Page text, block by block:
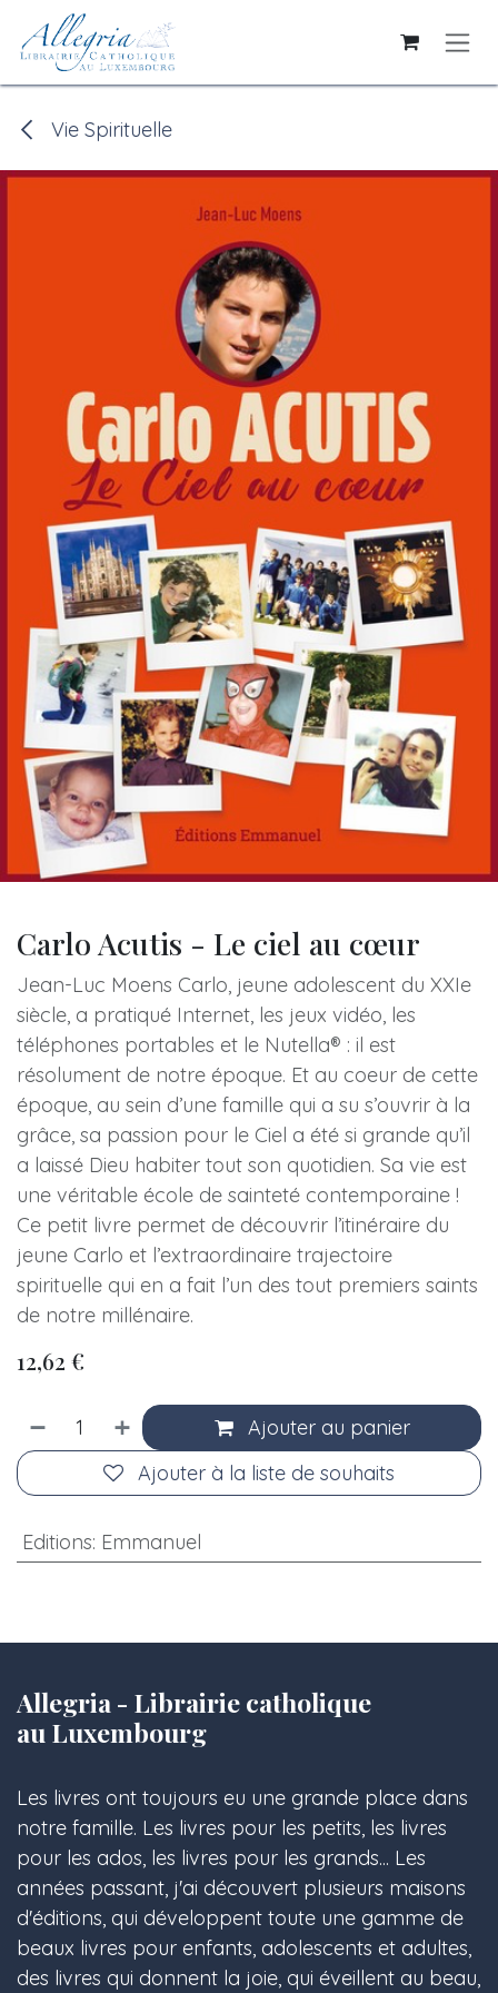
Se rendre au contenu
Vie Spirituelle
Carlo Acutis - Le ciel au cœur
Jean-Luc Moens Carlo, jeune adolescent du XXIe
siècle, a pratiqué Internet, les jeux vidéo, les
téléphones portables et le Nutella® : il est
résolument de notre époque. Et au coeur de cette
époque, au sein d’une famille qui a su s’ouvrir à la
grâce, sa passion pour le Ciel a été si grande qu’il
a laissé Dieu habiter tout son quotidien. Sa vie est
une véritable école de sainteté contemporaine !
Ce petit livre permet de découvrir l’itinéraire du
jeune Carlo et l’extraordinaire trajectoire
spirituelle qui en a fait l’un des tout premiers saints
de notre millénaire.
12,62 €
Ajouter au panier
Ajouter à la liste de souhaits
Editions: Emmanuel
Allegria - Librairie catholique
au Luxembourg
Les livres ont toujours eu une grande place dans
notre famille. Les livres pour les petits, les livres
pour les ados, les livres pour les grands... Les
années passant, j'ai découvert plusieurs maisons
d'éditions, qui développent toute une gamme de
beaux livres pour enfants, adolescents et adultes,
des livres qui donnent la joie, qui éveillent au beau,